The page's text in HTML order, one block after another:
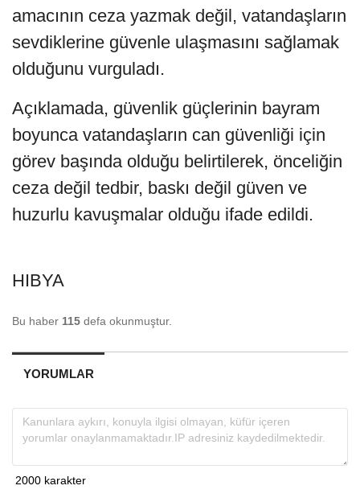
amacının ceza yazmak değil, vatandaşların
sevdiklerine güvenle ulaşmasını sağlamak
olduğunu vurguladı.
Açıklamada, güvenlik güçlerinin bayram
boyunca vatandaşların can güvenliği için
görev başında olduğu belirtilerek, önceliğin
ceza değil tedbir, baskı değil güven ve
huzurlu kavuşmalar olduğu ifade edildi.
HIBYA
Bu haber 115 defa okunmuştur.
YORUMLAR